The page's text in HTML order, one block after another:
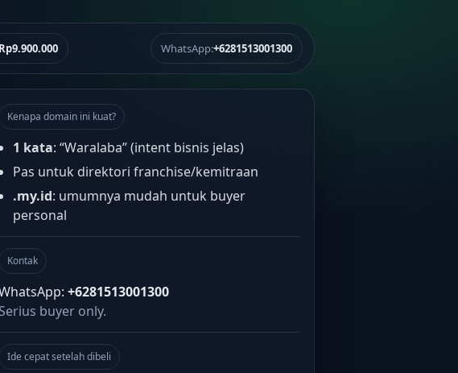
Rp9.900.000 WhatsApp:+6281513001300
Kenapa domain ini kuat?
1 kata: “Waralaba” (intent bisnis jelas)
Pas untuk direktori franchise/kemitraan
.my.id: umumnya mudah untuk buyer
personal
Kontak
+6281513001300
Serius buyer only.
Ide cepat setelah dibeli